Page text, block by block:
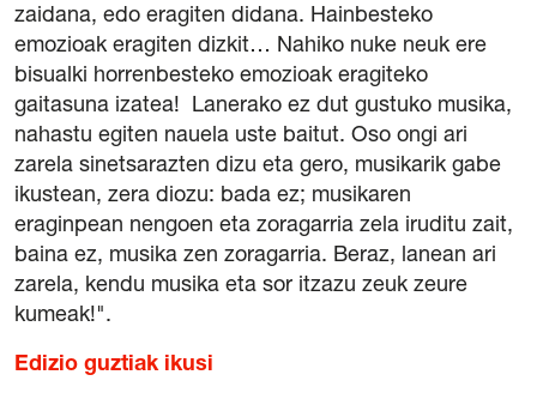
zaidana, edo eragiten didana. Hainbesteko
emozioak eragiten dizkit… Nahiko nuke neuk ere
bisualki horrenbesteko emozioak eragiteko
gaitasuna izatea! Lanerako ez dut gustuko musika,
nahastu egiten nauela uste baitut. Oso ongi ari
zarela sinetsarazten dizu eta gero, musikarik gabe
ikustean, zera diozu: bada ez; musikaren
eraginpean nengoen eta zoragarria zela iruditu zait,
baina ez, musika zen zoragarria. Beraz, lanean ari
zarela, kendu musika eta sor itzazu zeuk zeure
kumeak!".
Edizio guztiak ikusi